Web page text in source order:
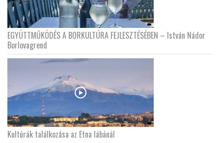
EGYÜTTMŰKÖDÉS A BORKULTÚRA FEJLESZTÉSÉBEN – István Nádor
Borlovagrend
Kultúrák találkozása az Etna lábánál